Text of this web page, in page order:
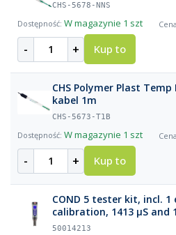
CHS-5678-NNS
W magazynie 1 szt
- + Kup to
CHS Polymer Plast Temp BNC
kabel 1m
CHS-5673-T1B
W magazynie 1 szt
- + Kup to
COND 5 tester kit, incl.
calibration, 1413 µS and
50014213